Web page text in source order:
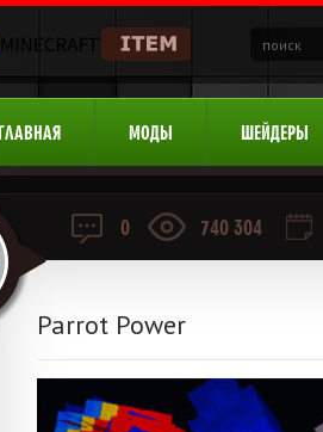
ГЛАВНАЯ МОДЫ ШЕЙДЕРЫ
0 740 304
Parrot Power